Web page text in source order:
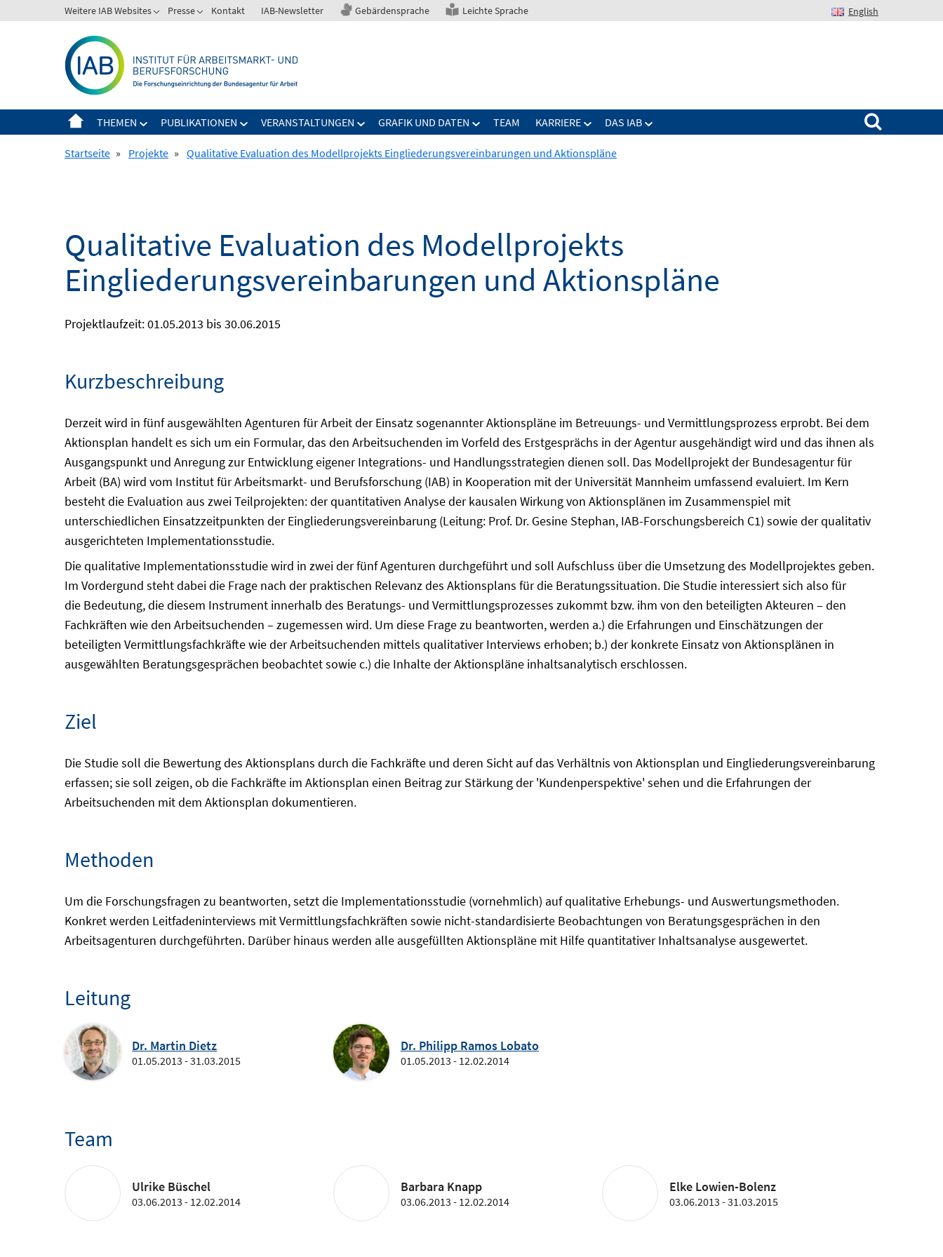
zum
Weitere IAB Websites Presse Kontakt IAB-Newsletter Gebärdensprache Leichte Sprache English
THEMEN PUBLIKATIONEN VERANSTALTUNGEN GRAFIK UND DATEN TEAM KARRIERE DAS IAB
Suchen nach:
Startseite » Projekte » Qualitative Evaluation des Modellprojekts Eingliederungsvereinbarungen und Aktionspläne
Qualitative Evaluation des Modellprojekts
Eingliederungsvereinbarungen und Aktionspläne
Projektlaufzeit: 01.05.2013 bis 30.06.2015
Kurzbeschreibung
Derzeit wird in fünf ausgewählten Agenturen für Arbeit der Einsatz sogenannter Aktionspläne im Betreuungs- und Vermittlungsprozess erprobt. Bei dem
Aktionsplan handelt es sich um ein Formular, das den Arbeitsuchenden im Vorfeld des Erstgesprächs in der Agentur ausgehändigt wird und das ihnen als
Ausgangspunkt und Anregung zur Entwicklung eigener Integrations- und Handlungsstrategien dienen soll. Das Modellprojekt der Bundesagentur für
Arbeit (BA) wird vom Institut für Arbeitsmarkt- und Berufsforschung (IAB) in Kooperation mit der Universität Mannheim umfassend evaluiert. Im Kern
besteht die Evaluation aus zwei Teilprojekten: der quantitativen Analyse der kausalen Wirkung von Aktionsplänen im Zusammenspiel mit
unterschiedlichen Einsatzzeitpunkten der Eingliederungsvereinbarung (Leitung: Prof. Dr. Gesine Stephan, IAB-Forschungsbereich C1) sowie der qualitativ
ausgerichteten Implementationsstudie.
Die qualitative Implementationsstudie wird in zwei der fünf Agenturen durchgeführt und soll Aufschluss über die Umsetzung des Modellprojektes geben.
Im Vordergund steht dabei die Frage nach der praktischen Relevanz des Aktionsplans für die Beratungssituation. Die Studie interessiert sich also für
die Bedeutung, die diesem Instrument innerhalb des Beratungs- und Vermittlungsprozesses zukommt bzw. ihm von den beteiligten Akteuren – den
Fachkräften wie den Arbeitsuchenden – zugemessen wird. Um diese Frage zu beantworten, werden a.) die Erfahrungen und Einschätzungen der
beteiligten Vermittlungsfachkräfte wie der Arbeitsuchenden mittels qualitativer Interviews erhoben; b.) der konkrete Einsatz von Aktionsplänen in
ausgewählten Beratungsgesprächen beobachtet sowie c.) die Inhalte der Aktionspläne inhaltsanalytisch erschlossen.
Ziel
Die Studie soll die Bewertung des Aktionsplans durch die Fachkräfte und deren Sicht auf das Verhältnis von Aktionsplan und Eingliederungsvereinbarung
erfassen; sie soll zeigen, ob die Fachkräfte im Aktionsplan einen Beitrag zur Stärkung der 'Kundenperspektive' sehen und die Erfahrungen der
Arbeitsuchenden mit dem Aktionsplan dokumentieren.
Methoden
Um die Forschungsfragen zu beantworten, setzt die Implementationsstudie (vornehmlich) auf qualitative Erhebungs- und Auswertungsmethoden.
Konkret werden Leitfadeninterviews mit Vermittlungsfachkräften sowie nicht-standardisierte Beobachtungen von Beratungsgesprächen in den
Arbeitsagenturen durchgeführten. Darüber hinaus werden alle ausgefüllten Aktionspläne mit Hilfe quantitativer Inhaltsanalyse ausgewertet.
Leitung
Dr. Martin Dietz
01.05.2013 - 31.03.2015
Dr. Philipp Ramos Lobato
01.05.2013 - 12.02.2014
Team
Ulrike Büschel
03.06.2013 - 12.02.2014
Barbara Knapp
03.06.2013 - 12.02.2014
Elke Lowien-Bolenz
03.06.2013 - 31.03.2015